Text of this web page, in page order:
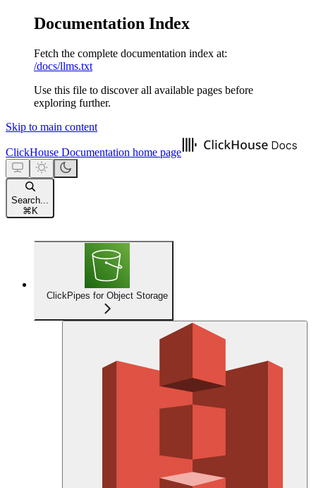
Documentation Index
Fetch the complete documentation index at:
/docs/llms.txt
Use this file to discover all available pages before
exploring further.
Skip to main content
ClickHouse Documentation home page
Search...
⌘ K
ClickPipes for Object Storage